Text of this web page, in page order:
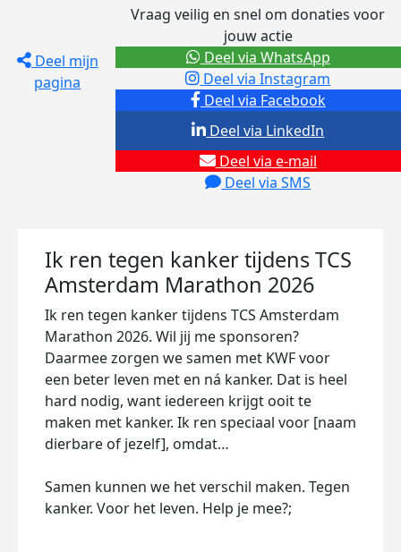
Deel mijn
pagina
Vraag veilig en snel om donaties voor
jouw actie
Deel via Facebook
Deel via Instagram
Deel via e-mail
Deel via SMS
Deel via LinkedIn
Deel via WhatsApp
Ik ren tegen kanker tijdens TCS
Amsterdam Marathon 2026
Ik ren tegen kanker tijdens TCS Amsterdam
Marathon 2026. Wil jij me sponsoren?
Daarmee zorgen we samen met KWF voor
een beter leven met en ná kanker. Dat is heel
hard nodig, want iedereen krijgt ooit te
maken met kanker. Ik ren speciaal voor [naam
dierbare of jezelf], omdat…
Samen kunnen we het verschil maken. Tegen
kanker. Voor het leven. Help je mee?;